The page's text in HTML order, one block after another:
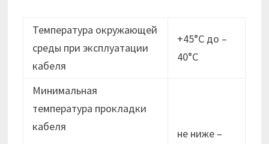
Температура окружающей
среды при эксплуатации
кабеля
+45°С до –
40°С
Минимальная
температура прокладки
кабеля
не ниже –